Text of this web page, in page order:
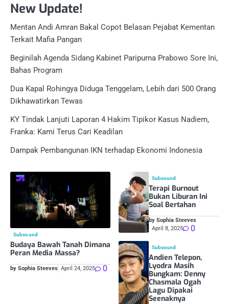
New Update!
Mentan Andi Amran Bakal Copot Belasan Pejabat Kementan
Terkait Mafia Pangan
Beginilah Agenda Sidang Kabinet Paripurna Prabowo Sore Ini,
Bahas Program
Dua Kapal Rohingya Diduga Tenggelam, Lebih dari 500 Orang
Dikhawatirkan Tewas
KY Tindak Lanjuti Laporan 4 Hakim Tipikor Kasus Nadiem,
Franka: Kami Terus Cari Keadilan
Dampak Pembangunan IKN terhadap Ekonomi Indonesia
Subsound
Budaya Bawah Tanah Dimana
Peran Media Massa?
by Sophia Steeves April 24, 2025 0
Subsound
Terapi Burnout
Bukan Liburan Ini
Soal Bertahan
by Sophia Steeves
April 8, 2025
0
Subsound
Andien Telepon,
Lyodra Masih
Bungkam: Denny
Chasmala Ogah
Lagu Dipakai
Seenaknya